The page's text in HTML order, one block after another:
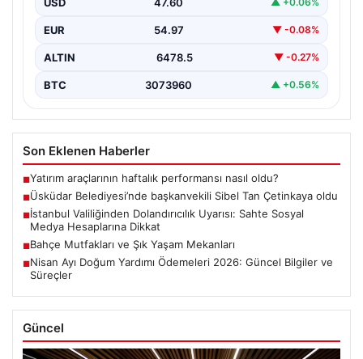
Belediyesi’nde önemli…
EUR 54.97 ▼ -0.08%
ALTIN 6478.5 ▼ -0.27%
BTC 3073960 ▲ +0.56%
Son Eklenen Haberler
■Yatırım araçlarının haftalık performansı nasıl oldu?
■Üsküdar Belediyesi’nde başkanvekili Sibel Tan Çetinkaya oldu
■İstanbul Valiliğinden Dolandırıcılık Uyarısı: Sahte Sosyal
Medya Hesaplarına Dikkat
■Bahçe Mutfakları ve Şık Yaşam Mekanları
■Nisan Ayı Doğum Yardımı Ödemeleri 2026: Güncel Bilgiler ve
Süreçler
Güncel